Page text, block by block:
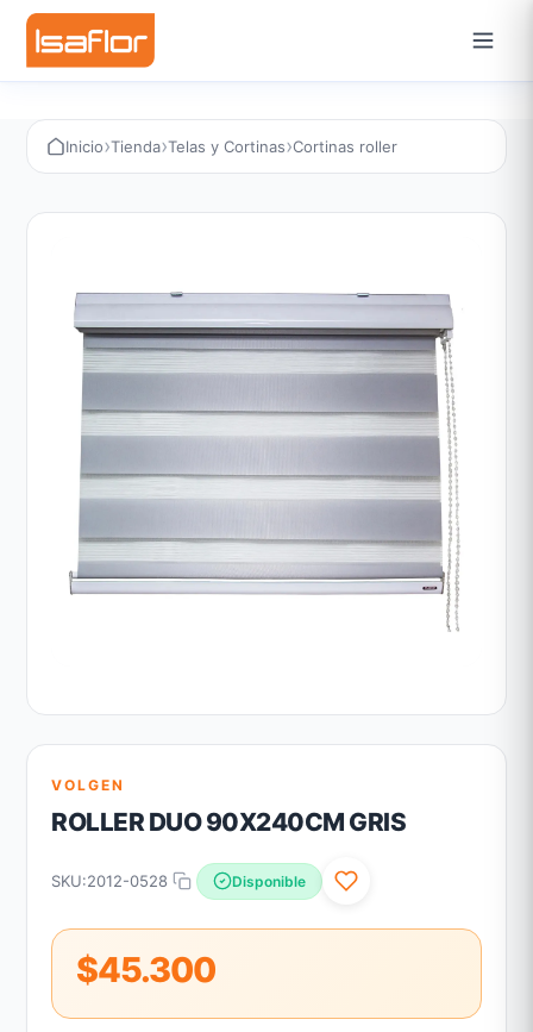
Inicio›Tienda›Telas y Cortinas›Cortinas roller
VOLGEN
ROLLER DUO 90X240CM GRIS
SKU:2012-0528 Disponible
$45.300